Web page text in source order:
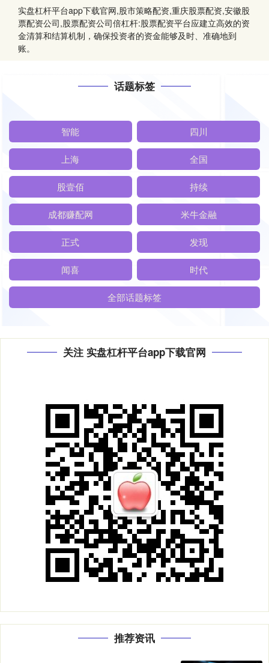
实盘杠杆平台app下载官网,股市策略配资,重庆股票配资,安徽股
票配资公司,股票配资公司倍杠杆:股票配资平台应建立高效的资
金清算和结算机制，确保投资者的资金能够及时、准确地到
账。
话题标签
智能 四川
上海 全国
股壹佰 持续
成都赚配网 米牛金融
正式 发现
闻喜 时代
全部话题标签
关注 实盘杠杆平台app下载官网
推荐资讯